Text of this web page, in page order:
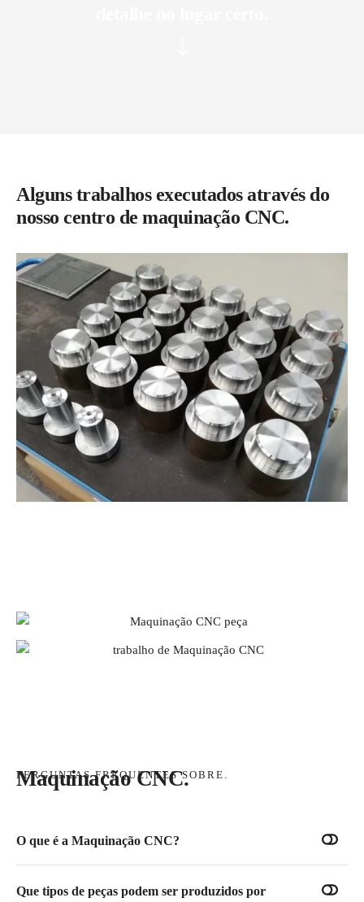
Alguns trabalhos executados através do
nosso centro de maquinação CNC.
PERGUNTAS FREQUENTES SOBRE.
Maquinação CNC.
O que é a Maquinação CNC?
Que tipos de peças podem ser produzidos por